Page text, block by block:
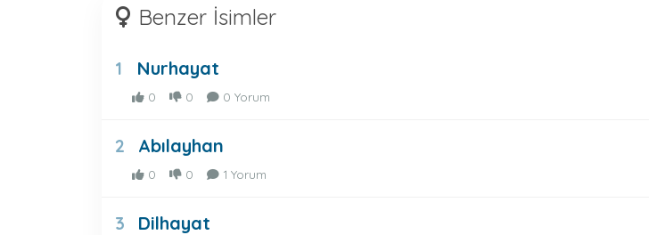
Benzer İsimler
1 Nurhayat
0 0 0 Yorum
2 Abılayhan
0 0 1 Yorum
3 Dilhayat